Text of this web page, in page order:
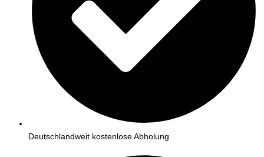
Deutschlandweit kostenlose Abholung